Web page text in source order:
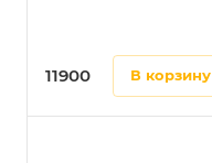
11900 в корзину